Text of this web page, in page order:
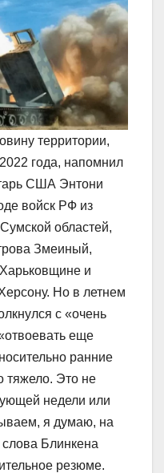
территории,
года, напомнил
США Энтони
войск РФ из
областей,
Змеиный,
и
Но в летнем
с «очень
еще
ранние
тяжело. Это не
недели или
я думаю, на
слова Блинкена
резюме.